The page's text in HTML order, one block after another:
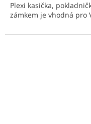
Plexi kasička,
zámkem je vhodná pro